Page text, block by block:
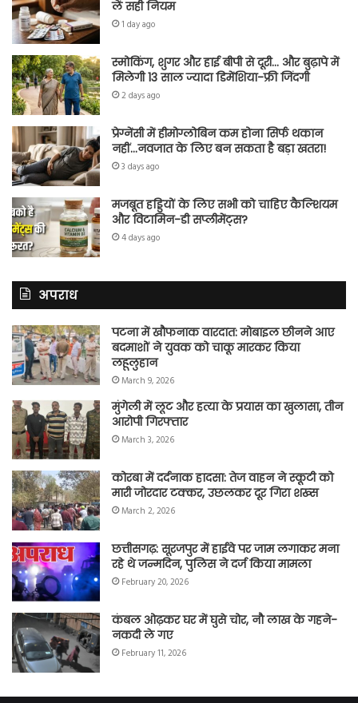
लें सही नियम
1 day ago
स्मोकिंग, शुगर और हाई बीपी से दूरी… और बुढ़ापे में
मिलेगी 13 साल ज्यादा डिमेंशिया-फ्री जिंदगी
2 days ago
प्रेग्नेंसी में हीमोग्लोबिन कम होना सिर्फ थकान
नहीं…नवजात के लिए बन सकता है बड़ा खतरा!
3 days ago
मजबूत हड्डियों के लिए सभी को चाहिए कैल्शियम
और विटामिन-डी सप्लीमेंट्स?
4 days ago
अपराध
पटना में खौफनाक वारदात: मोबाइल छीनने आए
बदमाशों ने युवक को चाकू मारकर किया
लहूलुहान
March 9, 2026
मुंगेली में लूट और हत्या के प्रयास का खुलासा, तीन
आरोपी गिरफ्तार
March 3, 2026
कोरबा में दर्दनाक हादसा: तेज वाहन ने स्कूटी को
मारी जोरदार टक्कर, उछलकर दूर गिरा शख्स
March 2, 2026
छत्तीसगढ़: सूरजपुर में हाईवे पर जाम लगाकर मना
रहे थे जन्मदिन, पुलिस ने दर्ज किया मामला
February 20, 2026
कंबल ओढ़कर घर में घुसे चोर, नौ लाख के गहने-
नकदी ले गए
February 11, 2026